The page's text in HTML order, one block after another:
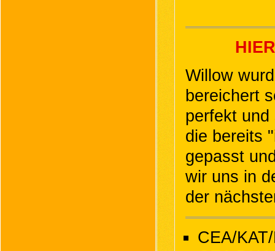
Willow
bereichert
perfekt
die bereits
gepasst
wir uns in
der
CEA/